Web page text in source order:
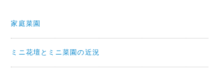
家庭菜園
ミニ花壇とミニ菜園の近況